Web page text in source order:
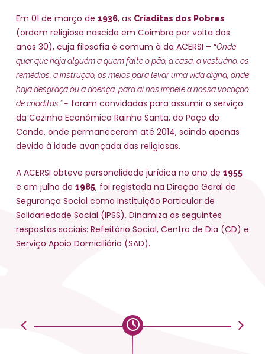
Em 01 de março de 1936, as Criaditas dos Pobres
(ordem religiosa nascida em Coimbra por volta dos
anos 30), cuja filosofia é comum à da ACERSI – “Onde
quer que haja alguém a quem falte o pão, a casa, o vestuário, os
remédios, a instrução, os meios para levar uma vida digna, onde
haja desgraça ou a doença, para aí nos impele a nossa vocação
de criaditas.” – foram convidadas para assumir o serviço
da Cozinha Económica Rainha Santa, do Paço do
Conde, onde permaneceram até 2014, saindo apenas
devido à idade avançada das religiosas.
A ACERSI obteve personalidade jurídica no ano de 1955
e em julho de 1985, foi registada na Direção Geral de
Segurança Social como Instituição Particular de
Solidariedade Social (IPSS). Dinamiza as seguintes
respostas sociais: Refeitório Social, Centro de Dia (CD) e
Serviço Apoio Domiciliário (SAD).